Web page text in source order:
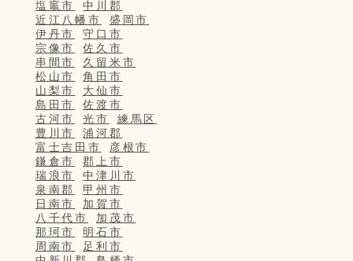
塩竈市
中川郡
近江八幡市
盛岡市
伊丹市
守口市
宗像市
佐久市
串間市
久留米市
松山市
角田市
山梨市
大仙市
島田市
佐渡市
古河市
光市
練馬区
豊川市
浦河郡
富士吉田市
彦根市
鎌倉市
郡上市
瑞浪市
中津川市
泉南郡
甲州市
日南市
加賀市
八千代市
加茂市
那珂市
明石市
周南市
足利市